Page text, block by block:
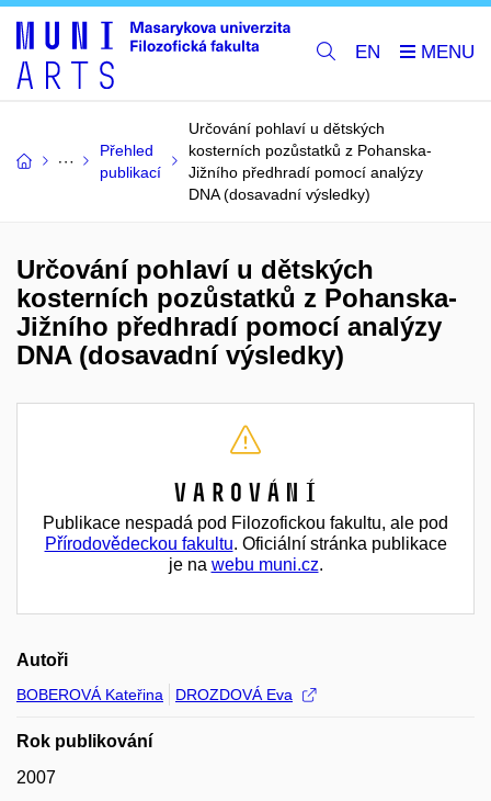
EN
Přehled
publikací
Určování pohlaví u dětských
kosterních pozůstatků z Pohanska-
Jižního předhradí pomocí analýzy
DNA (dosavadní výsledky)
Určování pohlaví u dětských
kosterních pozůstatků z Pohanska-
Jižního předhradí pomocí analýzy
DNA (dosavadní výsledky)
Varování
Publikace nespadá pod Filozofickou fakultu, ale pod
Přírodovědeckou fakultu. Oficiální stránka publikace
je na webu muni.cz.
Autoři
BOBEROVÁ Kateřina DROZDOVÁ Eva
Rok publikování
2007